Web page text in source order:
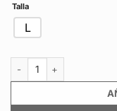
Talla
L
Media Deportiva New